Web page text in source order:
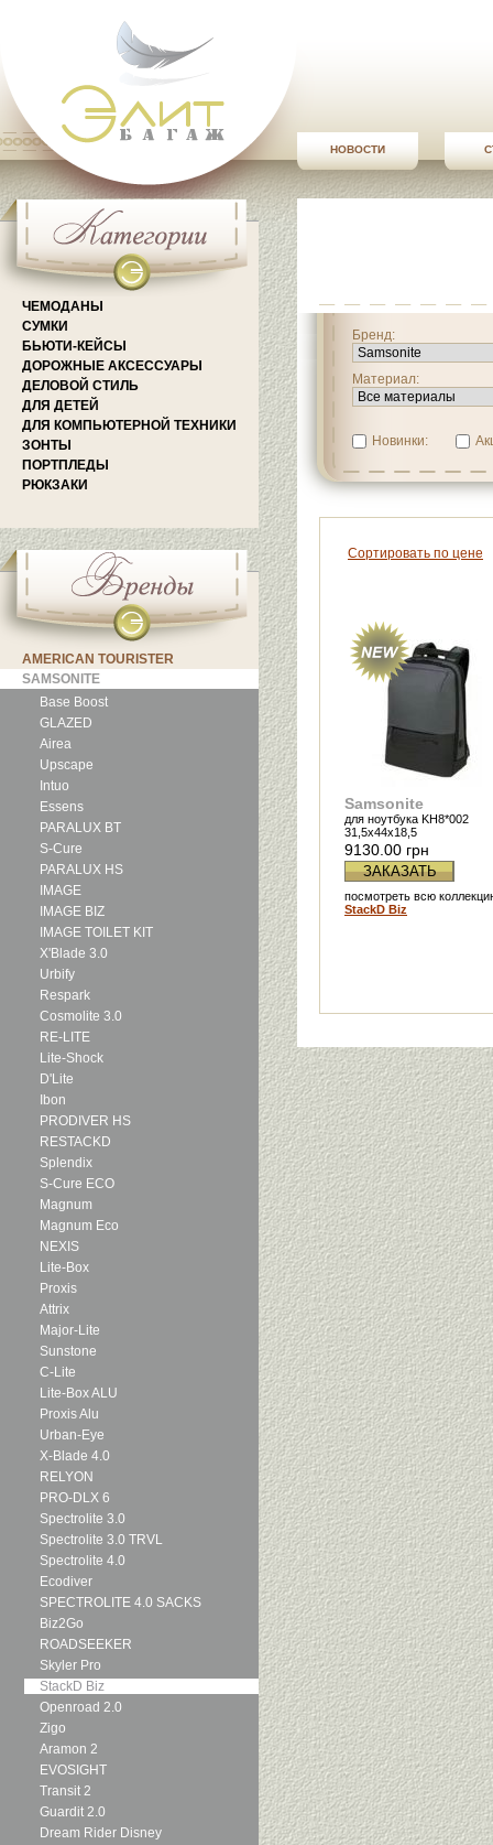
НОВОСТИ
ЧЕМОДАНЫ
СУМКИ
БЬЮТИ-КЕЙСЫ
ДОРОЖНЫЕ АКСЕССУАРЫ
ДЕЛОВОЙ СТИЛЬ
ДЛЯ ДЕТЕЙ
ДЛЯ КОМПЬЮТЕРНОЙ ТЕХНИКИ
ЗОНТЫ
ПОРТПЛЕДЫ
РЮКЗАКИ
AMERICAN TOURISTER
SAMSONITE
Base Boost
GLAZED
Airea
Upscape
Intuo
Essens
PARALUX BT
S-Cure
PARALUX HS
IMAGE
IMAGE BIZ
IMAGE TOILET KIT
X'Blade 3.0
Urbify
Respark
Cosmolite 3.0
RE-LITE
Lite-Shock
D'Lite
Ibon
PRODIVER HS
RESTACKD
Splendix
S-Cure ECO
Magnum
Magnum Eco
NEXIS
Lite-Box
Proxis
Attrix
Major-Lite
Sunstone
C-Lite
Lite-Box ALU
Proxis Alu
Urban-Eye
X-Blade 4.0
RELYON
PRO-DLX 6
Spectrolite 3.0
Spectrolite 3.0 TRVL
Spectrolite 4.0
Ecodiver
SPECTROLITE 4.0 SACKS
Biz2Go
ROADSEEKER
Skyler Pro
StackD Biz
Openroad 2.0
Zigo
Aramon 2
EVOSIGHT
Transit 2
Guardit 2.0
Dream Rider Disney
Бренд:
Материал:
Новинки:
Сортировать по цене
Samsonite
для ноутбука KH8*002
31,5x44x18,5
9130.00 грн
ЗАКАЗАТЬ
посмотреть всю
StackD Biz